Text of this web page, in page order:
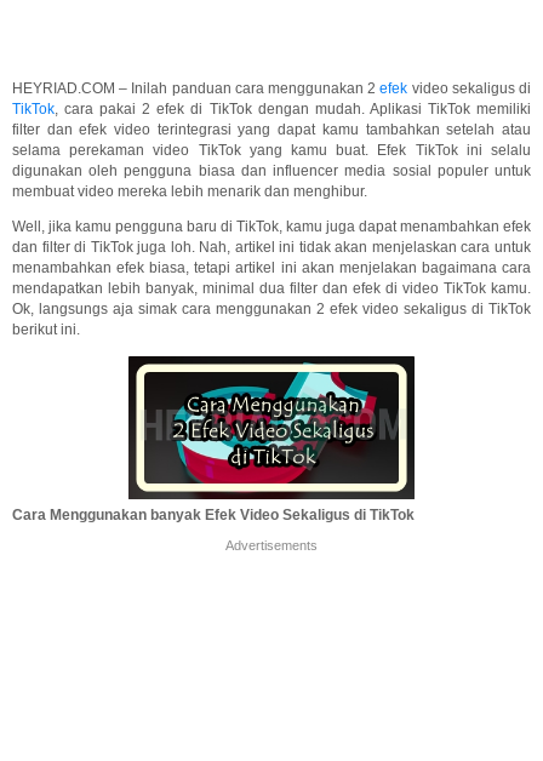
HEYRIAD.COM – Inilah panduan cara menggunakan 2efek video sekaligus di
TikTok, cara pakai 2 efek di TikTok dengan mudah. Aplikasi TikTok memiliki
filter dan efek video terintegrasi yang dapat kamu tambahkan setelah atau
selama perekaman video TikTok yang kamu buat. Efek TikTok ini selalu
digunakan oleh pengguna biasa dan influencer media sosial populer untuk
membuat video mereka lebih menarik dan menghibur.
Well, jika kamu pengguna baru di TikTok, kamu juga dapat menambahkan efek
dan filter di TikTok juga loh. Nah, artikel ini tidak akan menjelaskan cara untuk
menambahkan efek biasa, tetapi artikel ini akan menjelakan bagaimana cara
mendapatkan lebih banyak, minimal dua filter dan efek di video TikTok kamu.
Ok, langsungs aja simak cara menggunakan 2 efek video sekaligus di TikTok
berikut ini.
Cara Menggunakan banyak Efek Video Sekaligus di TikTok
Advertisements